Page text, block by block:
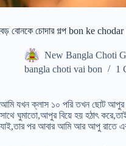
বড় বোনকে চোদার গল্প bon ke
New Bangla Choti
bangla choti vai bon
1
আমি যখন ক্লাস ১০ পরি তখন ছোট
সাথে ঘুমাতো,আপুর বিয়ে হয় হঠাৎ
যাই,তার পর আবার আমি আর আপু রাতে